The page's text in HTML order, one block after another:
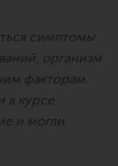
симптомы
организм
факторам.
в курсе
и могли